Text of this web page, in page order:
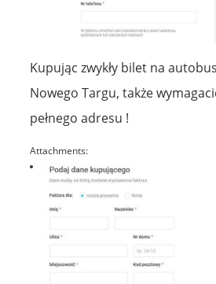
Kupując zwykły bilet na
Nowego Targu, także
pełnego adresu !
Attachments: